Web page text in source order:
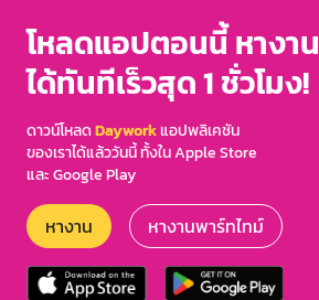
โหลดแอปตอนนี้ หางาน
ได้ทันทีเร็วสุด 1 ชั่วโมง!
ดาวน์โหลดDayworkแอปพลิเคชัน
ของเราได้แล้ววันนี้ ทั้งใน Apple Store
และ Google Play
หางาน หางานพาร์ทไทม์